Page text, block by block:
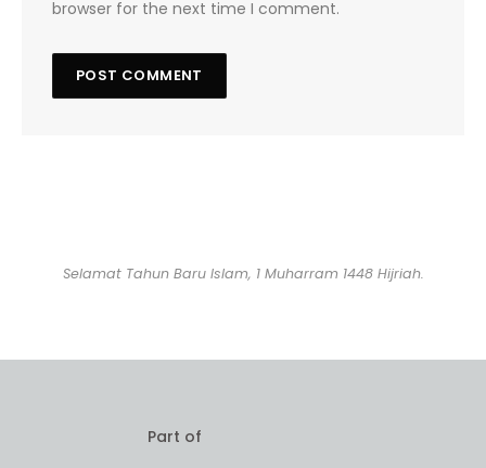
browser for the next time I comment.
Selamat Tahun Baru Islam, 1 Muharram 1448 Hijriah.
Part of